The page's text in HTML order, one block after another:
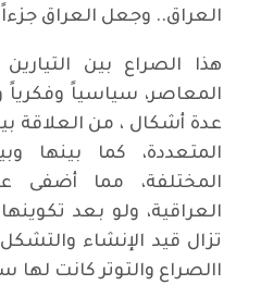
العراق.. وجعل العراق
هذا الصراع بين
المعاصر، سياسياً وفكرياً
عدة أشكال ، من العلاقة
المتعددة، كما بينها
المختلفة، مما أضفى
العراقية، ولو بعد
تزال قيد الإنشاء
االصراع والتوتر كانت لها